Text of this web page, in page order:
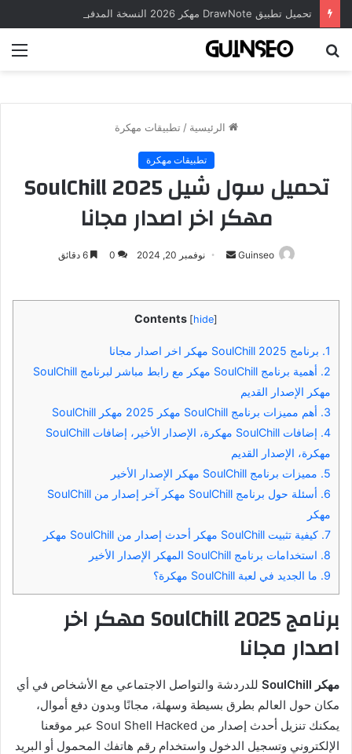
الرئيسية / تطبيقات مهكرة
تطبيقات مهكرة
تحميل سول شيل 2025 SoulChill
مهكر اخر اصدار مجانا
Guinseo
أرسلنوفمبر 20, 2024 0 6 دقائق
Contents [hide]
1. برنامج SoulChill 2025 مهكر اخر اصدار مجانا
2.
أهمية برنامج SoulChill مهكر مع رابط مباشر لبرنامج SoulChill
مهكر الإصدار القديم
3. أهم مميزات برنامج SoulChill مهكر 2025 مهكر SoulChill
4.
إضافات SoulChill مهكرة، الإصدار الأخير، إضافات SoulChill
مهكرة، الإصدار القديم
5. مميزات برنامج SoulChill مهكر الإصدار الأخير
6.
أسئلة حول برنامج SoulChill مهكر آخر إصدار من SoulChill
مهكر
7. كيفية تثبيت SoulChill مهكر أحدث إصدار من SoulChill مهكر
8. استخدامات برنامج SoulChill المهكر الإصدار الأخير
9. ما الجديد في لعبة SoulChill مهكرة؟
برنامج SoulChill 2025 مهكر اخر
اصدار مجانا
مهكر SoulChill
للدردشة والتواصل الاجتماعي مع الأشخاص في أي
مكان حول العالم بطرق بسيطة وسهلة، مجانًا وبدون دفع أموال،
يمكنك تنزيل أحدث إصدار من Soul Shell Hacked عبر موقعنا
الإلكتروني وتسجيل الدخول واستخدام رقم هاتفك المحمول أو البريد